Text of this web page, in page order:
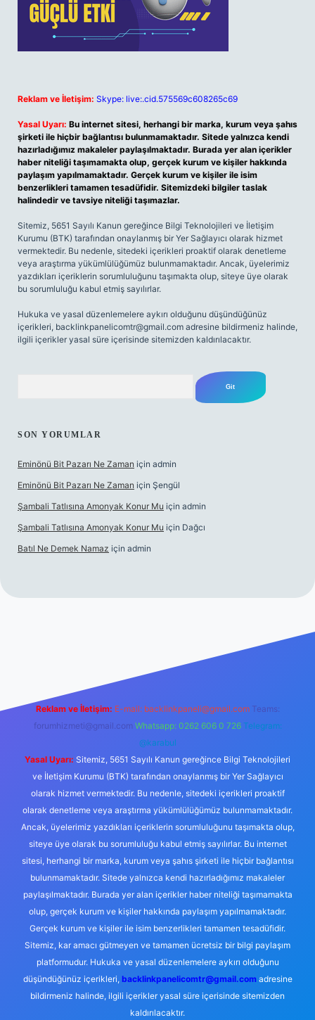
Reklam ve İletişim: Skype: live:.cid.575569c608265c69
Yasal Uyarı: Bu internet sitesi, herhangi bir marka, kurum veya şahıs
şirketi ile hiçbir bağlantısı bulunmamaktadır. Sitede yalnızca kendi
hazırladığımız makaleler paylaşılmaktadır. Burada yer alan içerikler
haber niteliği taşımamakta olup, gerçek kurum ve kişiler hakkında
paylaşım yapılmamaktadır. Gerçek kurum ve kişiler ile isim
benzerlikleri tamamen tesadüfidir. Sitemizdeki bilgiler taslak
halindedir ve tavsiye niteliği taşımazlar.
Sitemiz, 5651 Sayılı Kanun gereğince Bilgi Teknolojileri ve İletişim
Kurumu (BTK) tarafından onaylanmış bir Yer Sağlayıcı olarak hizmet
vermektedir. Bu nedenle, sitedeki içerikleri proaktif olarak denetleme
veya araştırma yükümlülüğümüz bulunmamaktadır. Ancak, üyelerimiz
yazdıkları içeriklerin sorumluluğunu taşımakta olup, siteye üye olarak
bu sorumluluğu kabul etmiş sayılırlar.
Hukuka ve yasal düzenlemelere aykırı olduğunu düşündüğünüz
içerikleri, backlinkpanelicomtr@gmail.com adresine bildirmeniz halinde,
ilgili içerikler yasal süre içerisinde sitemizden kaldırılacaktır.
SON YORUMLAR
Eminönü Bit Pazarı Ne Zaman için admin
Eminönü Bit Pazarı Ne Zaman için Şengül
Şambali Tatlısına Amonyak Konur Mu için admin
Şambali Tatlısına Amonyak Konur Mu için Dağcı
Batıl Ne Demek Namaz için admin
Reklam ve İletişim: E-mail: backlinkpaneli@gmail.com Teams:
forumhizmeti@gmail.com Whatsapp: 0262 606 0 726 Telegram:
@karabul
Yasal Uyarı: Sitemiz, 5651 Sayılı Kanun gereğince Bilgi Teknolojileri
ve İletişim Kurumu (BTK) tarafından onaylanmış bir Yer Sağlayıcı
olarak hizmet vermektedir. Bu nedenle, sitedeki içerikleri proaktif
olarak denetleme veya araştırma yükümlülüğümüz bulunmamaktadır.
Ancak, üyelerimiz yazdıkları içeriklerin sorumluluğunu taşımakta olup,
siteye üye olarak bu sorumluluğu kabul etmiş sayılırlar. Bu internet
sitesi, herhangi bir marka, kurum veya şahıs şirketi ile hiçbir bağlantısı
bulunmamaktadır. Sitede yalnızca kendi hazırladığımız makaleler
paylaşılmaktadır. Burada yer alan içerikler haber niteliği taşımamakta
olup, gerçek kurum ve kişiler hakkında paylaşım yapılmamaktadır.
Gerçek kurum ve kişiler ile isim benzerlikleri tamamen tesadüfidir.
Sitemiz, kar amacı gütmeyen ve tamamen ücretsiz bir bilgi paylaşım
platformudur. Hukuka ve yasal düzenlemelere aykırı olduğunu
düşündüğünüz içerikleri, backlinkpanelicomtr@gmail.comadresine
bildirmeniz halinde, ilgili içerikler yasal süre içerisinde sitemizden
kaldırılacaktır.